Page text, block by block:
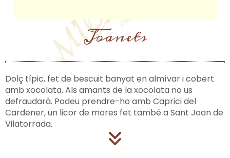
Joanets
Dolç típic, fet de bescuit banyat en almívar i cobert
amb xocolata. Als amants de la xocolata no us
defraudarà. Podeu prendre-ho amb Caprici del
Cardener, un licor de mores fet també a Sant Joan de
Vilatorrada.